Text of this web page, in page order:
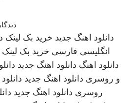
دانلود اهنگ جدید خرید بک لینک
انگلیسی فارسی خرید بک لینک
دانلود اهنگ دانلود اهنگ جدید
و روسری دانلود اهنگ جدید
روسری دانلود اهنگ جدید